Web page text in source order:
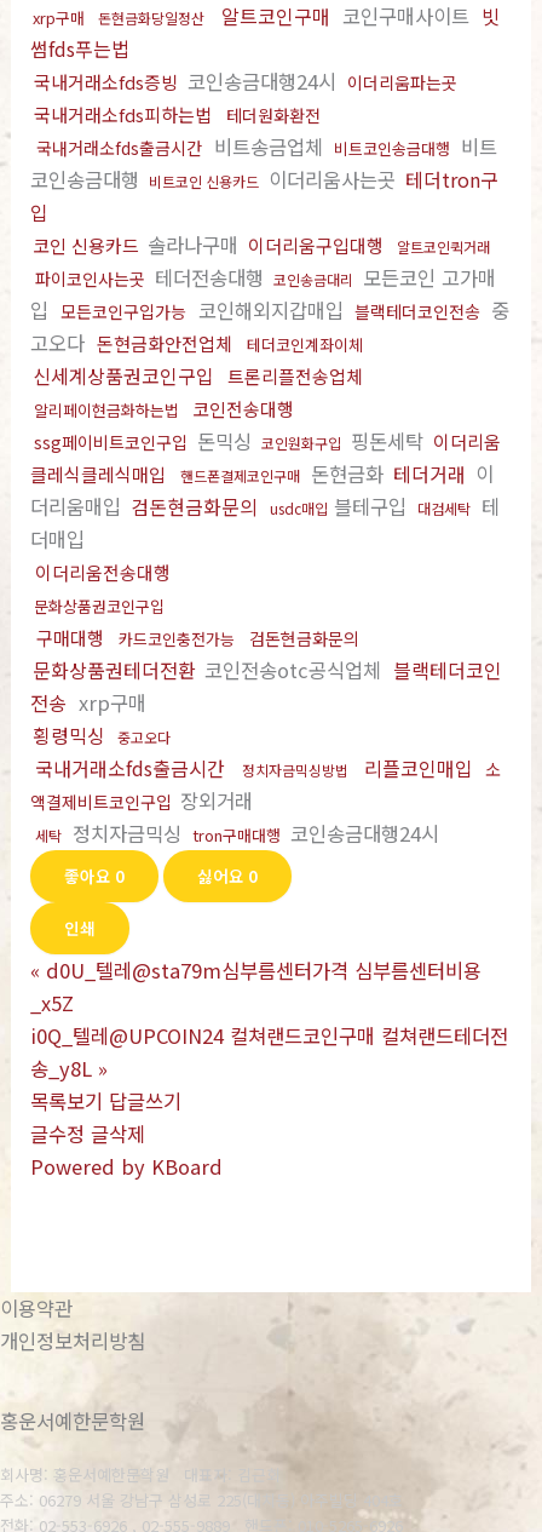
xrp구매 돈현금화당일정산 알트코인구매 코인구매사이트 빗
썸fds푸는법
국내거래소fds증빙 코인송금대행24시 이더리움파는곳
국내거래소fds피하는법
테더원화환전
국내거래소fds출금시간 비트송금업체 비트코인송금대행 비트
코인송금대행
비트코인 신용카드 이더리움사는곳 테더tron구
입
코인 신용카드 솔라나구매 이더리움구입대행 알트코인퀵거래
파이코인사는곳 테더전송대행 코인송금대리
모든코인 고가매
입
모든코인구입가능 코인해외지갑매입 블랙테더코인전송 중
고오다 돈현금화안전업체 테더코인계좌이체
신세계상품권코인구입 트론리플전송업체
알리페이현금화하는법 코인전송대행
ssg페이비트코인구입 돈믹싱 코인원화구입 핑돈세탁 이더리움
클레식클레식매입
핸드폰결제코인구매 돈현금화 테더거래 이
더리움매입 검돈현금화문의 usdc매입 블테구입 대검세탁 테
더매입
이더리움전송대행
문화상품권코인구입
구매대행 카드코인충전가능 검돈현금화문의
문화상품권테더전환 코인전송otc공식업체 블랙테더코인
전송 xrp구매
횡령믹싱
중고오다
국내거래소fds출금시간 정치자금믹싱방법 리플코인매입
소
액결제비트코인구입 장외거래
세탁 정치자금믹싱 tron구매대행 코인송금대행24시
좋아요 0 싫어요 0
인쇄
« d0U_텔레@sta79m심부름센터가격 심부름센터비용
_x5Z
i0Q_텔레@UPCOIN24 컬쳐랜드코인구매 컬쳐랜드테더전
송_y8L »
목록보기 답글쓰기
글수정 글삭제
Powered by KBoard
이용약관
개인정보처리방침
홍운서예한문학원
회사명: 홍운서예한문학원 대표자: 김근회
주소: 06279 서울 강남구 삼성로 225(대치동) 아주빌딩 404호
전화: 02-553-6926 , 02-555-9889 핸드폰: 010-5265-6926